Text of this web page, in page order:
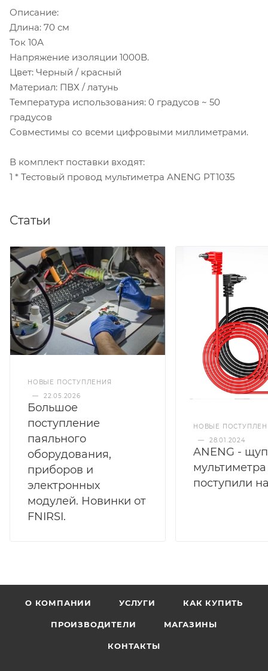
Описание:
Длина: 70 см
Ток 10А
Напряжение изоляции 1000В.
Цвет: Черный / красный
Материал: ПВХ / латунь
Температура использования: 0 градусов ~ 50
градусов
Совместимы со всеми цифровыми миллиметрами.
В комплект поставки входят:
1 * Тестовый провод мультиметра ANENG PT1035
Статьи
НОВЫЕ ПОСТУПЛЕНИЯ
—
22.05.2026
Большое
поступление
паяльного
оборудования,
приборов и
электронных
модулей. Новинки от
FNIRSI.
НОВЫЕ
—
28.01.2024
ANENG -
мультиметра
поступили
О КОМПАНИИ УСЛУГИ КАК КУПИТЬ
ПРОИЗВОДИТЕЛИ МАГАЗИНЫ
КОНТАКТЫ